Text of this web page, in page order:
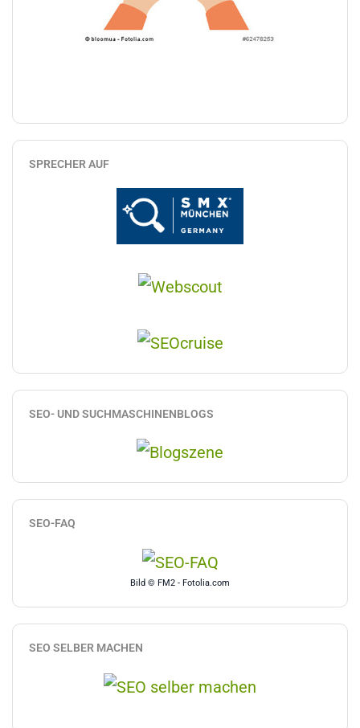
SPRECHER AUF
SEO- UND SUCHMASCHINENBLOGS
SEO-FAQ
Bild © FM2 - Fotolia.com
SEO SELBER MACHEN